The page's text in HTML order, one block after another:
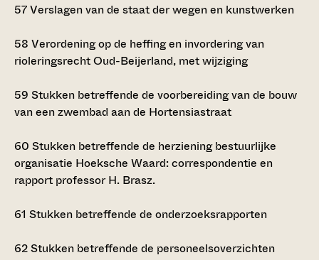
57Verslagen van de staat der wegen en kunstwerken
58 Verordening op de heffing en invordering van
rioleringsrecht Oud-Beijerland, met wijziging
59 Stukken betreffende de voorbereiding van de bouw
van een zwembad aan de Hortensiastraat
60 Stukken betreffende de herziening bestuurlijke
organisatie Hoeksche Waard: correspondentie en
rapport professor H. Brasz.
61 Stukken betreffende de onderzoeksrapporten
62Stukken betreffende de personeelsoverzichten